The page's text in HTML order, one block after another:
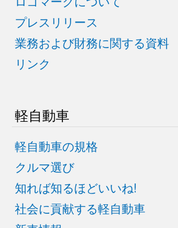
プレスリリース
業務および財務に関する資料
リンク
軽自動車
軽自動車の規格
クルマ選び
知れば知るほどいいね!
社会に貢献する軽自動車